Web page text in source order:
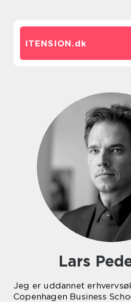
ITENSION.dk
Lars
Jeg er uddannet
Copenhagen Business